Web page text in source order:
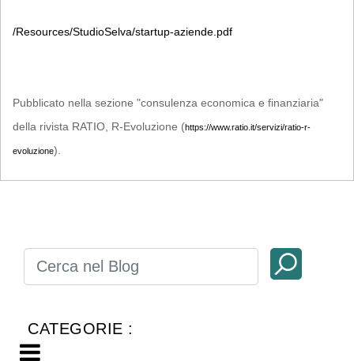
/Resources/StudioSelva/startup-aziende.pdf
Pubblicato nella sezione "consulenza economica e finanziaria"
della rivista RATIO, R-Evoluzione (https://www.ratio.it/servizi/ratio-r-
evoluzione).
CATEGORIE :
Open menu